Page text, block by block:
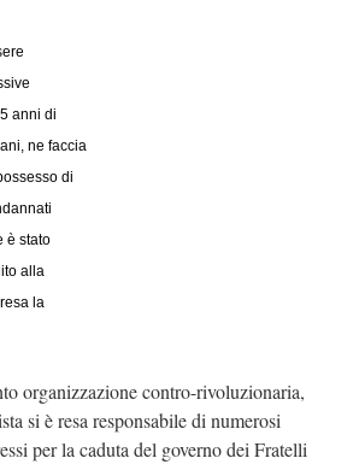
anni di
ne faccia
di
è stato
alla
la
organizzazione contro-rivoluzionaria,
si è resa responsabile di numerosi
per la caduta del governo dei Fratelli